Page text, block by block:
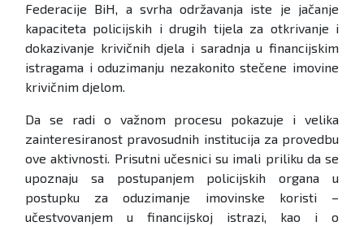
Federacije BiH, a svrha održavanja iste je jačanje
kapaciteta policijskih i drugih tijela za otkrivanje i
dokazivanje krivičnih djela i saradnja u financijskim
istragama i oduzimanju nezakonito stečene imovine
krivičnim djelom.
Da se radi o važnom procesu pokazuje i velika
zainteresiranost pravosudnih institucija za provedbu
ove aktivnosti. Prisutni učesnici su imali priliku da se
upoznaju sa postupanjem policijskih organa u
postupku za oduzimanje imovinske koristi –
učestvovanjem u financijskoj istrazi, kao i o